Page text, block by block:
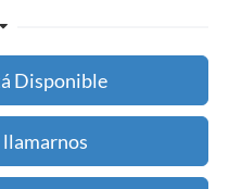
Disponible
llamarnos